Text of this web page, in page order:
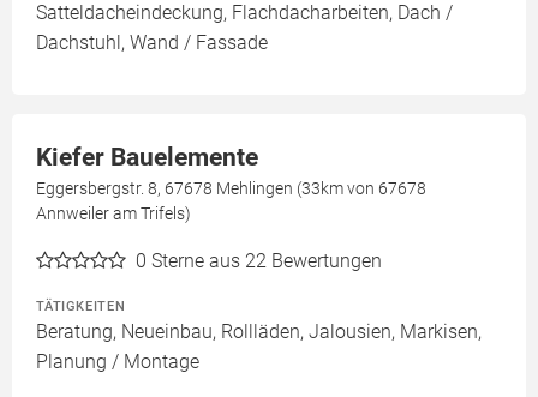
Satteldacheindeckung, Flachdacharbeiten, Dach /
Dachstuhl, Wand / Fassade
Kiefer Bauelemente
Eggersbergstr. 8, 67678 Mehlingen (33km von 67678
Annweiler am Trifels)
0 Sterne aus 22 Bewertungen
TÄTIGKEITEN
Beratung, Neueinbau, Rollläden, Jalousien, Markisen,
Planung / Montage